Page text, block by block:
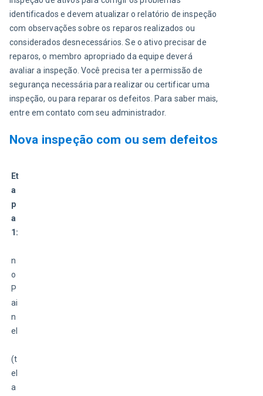
identificados e devem atualizar o relatório de inspeção
com observações sobre os reparos realizados ou
considerados desnecessários. Se o ativo precisar de
reparos, o membro apropriado da equipe deverá
avaliar a inspeção. Você precisa ter a permissão de
segurança necessária para realizar ou certificar uma
inspeção, ou para reparar os defeitos. Para saber mais,
entre em contato com seu administrador.
Nova inspeção com ou sem defeitos
Et
a
p
a
1:
n
o
P
ai
n
el
(t
el
a